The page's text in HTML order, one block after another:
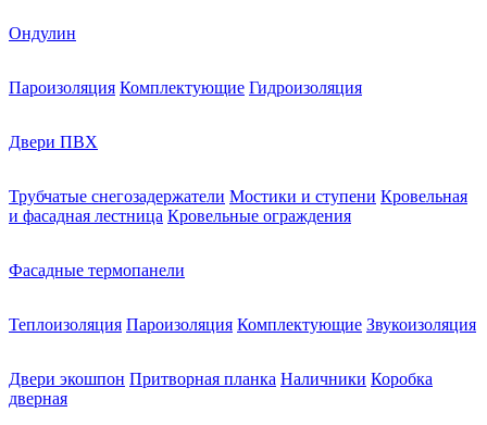
Ондулин
Пароизоляция Комплектующие Гидроизоляция
Двери ПВХ
Трубчатые снегозадержатели Мостики и ступени Кровельная
и фасадная лестница Кровельные ограждения
Фасадные термопанели
Теплоизоляция Пароизоляция Комплектующие Звукоизоляция
Двери экошпон Притворная планка Наличники Коробка
дверная